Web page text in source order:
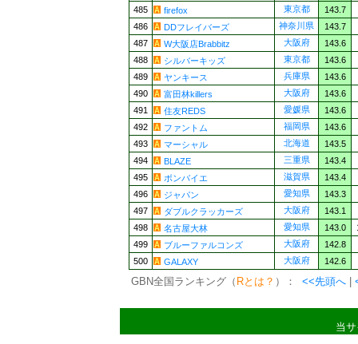
485
firefox 東京都
143.7
486
DDフレイバーズ 神奈川県
143.7
487
W大阪店Brabbitz 大阪府
143.6
488
シルバーキッズ 東京都
143.6
489
ヤンキース 兵庫県
143.6
490
富田林killers 大阪府
143.6
491
住友REDS 愛媛県
143.6
492
ファントム 福岡県
143.6
493
マーシャル 北海道
143.5
494
BLAZE 三重県
143.4
495
ボンバイエ 滋賀県
143.4
496
ジャパン 愛知県
143.3
497
ダブルクラッカーズ 大阪府
143.1
498
名古屋大林 愛知県 143.0
499
ブルーファルコンズ 大阪府
142.8
500
GALAXY 大阪府 142.6
GBN全国ランキング（ Rとは？ ）： <<先頭へ
当